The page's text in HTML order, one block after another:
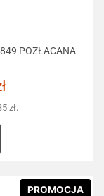
POZŁACANA
zł.
PROMOCJA